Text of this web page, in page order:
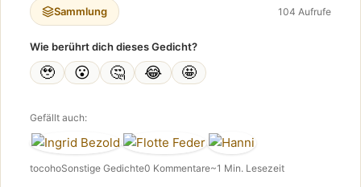
Sammlung 104 Aufrufe
Wie berührt dich dieses Gedicht?
🥹 😮 🤔 😂 🤩
Gefällt auch:
tocohoSonstige Gedichte0 Kommentare~1 Min. Lesezeit